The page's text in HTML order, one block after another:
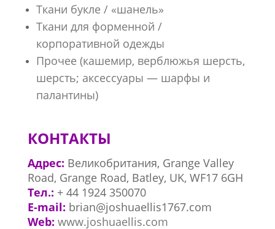
Ткани букле / «шанель»
Ткани для форменной /
корпоративной одежды
Прочее (кашемир, верблюжья шерсть,
шерсть; аксессуары — шарфы и
палантины)
КОНТАКТЫ
Адрес: Великобритания, Grange Valley
Road, Grange Road, Batley, UK, WF17 6GH
Тел.: + 44 1924 350070
E-mail: brian@joshuaellis1767.com
Web: www.joshuaellis.com